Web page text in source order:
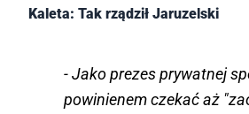
Kaleta: Tak rządził Jaruzelski
- Jako prezes prywatnej
powinienem czekać aż